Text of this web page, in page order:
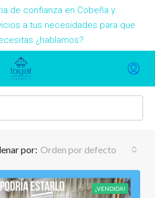
de confianza en Cobeña y
a tus necesidades para que
¿hablamos?
por: Orden por defecto
¡VENDIDA!